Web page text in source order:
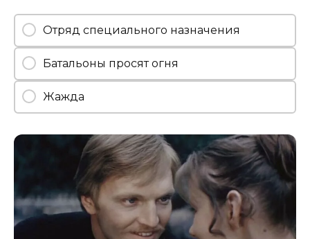
Отряд специального назначения
Батальоны просят огня
Жажда